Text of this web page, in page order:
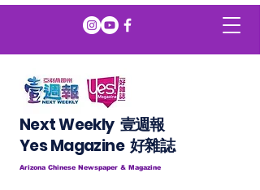
Next Weekly 壹週報
​​Yes Magazine 好雜誌
Arizona Chinese Newspaper & Magazine